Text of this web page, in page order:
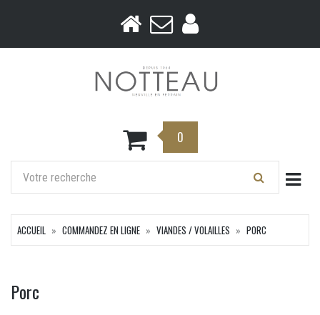
0
ACCUEIL COMMANDEZ EN LIGNE VIANDES / VOLAILLES PORC
Porc